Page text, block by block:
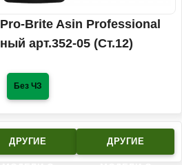
Brite Asin Professional
арт.352-05 (Ст.12)
Без ЧЗ
ДРУГИЕ ДРУГИЕ